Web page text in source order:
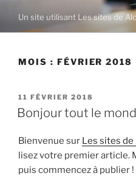
Un site utilisant Les sites de
MOIS : FÉVRIER 2018
11 FÉVRIER 2018
Bonjour tout le
Bienvenue sur Les sites
lisez votre premier article.
puis commencez à publier !